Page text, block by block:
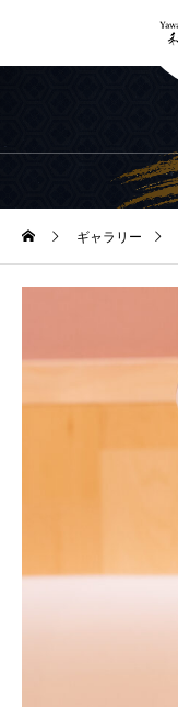
ギャラリー